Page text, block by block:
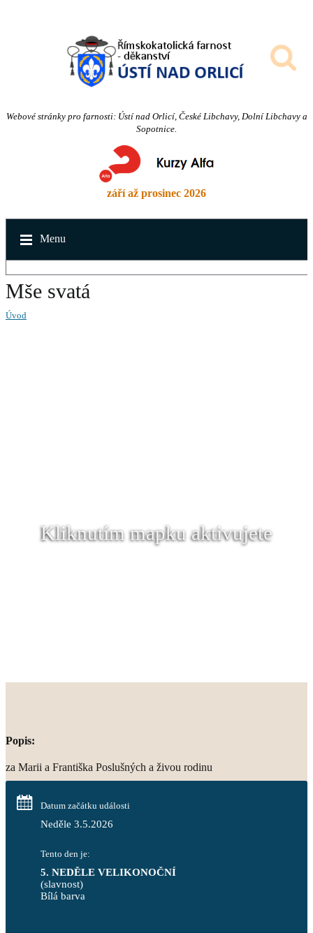
Webové stránky pro farnosti: Ústí nad Orlicí, České Libchavy, Dolní Libchavy a
Sopotnice.
září až prosinec 2026
Menu
Mše svatá
Úvod
Kliknutím mapku aktivujete
Popis:
za Marii a Františka Poslušných a živou rodinu
Datum začátku události
Neděle 3.5.2026
Tento den je:
5. NEDĚLE VELIKONOČNÍ
(slavnost)
Bílá barva